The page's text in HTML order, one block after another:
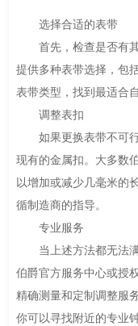
选择合适的表带
首先，检查是否有其
提供多种表带选择，包
表带类型，找到最适合
调整表扣
如果更换表带不可行
现有的金属扣。大多数
以增加或减少几毫米的
循制造商的指导。
专业服务
当上述方法都无法满
伯爵官方服务中心或授
精确测量和定制调整服
你可以寻找附近的专业